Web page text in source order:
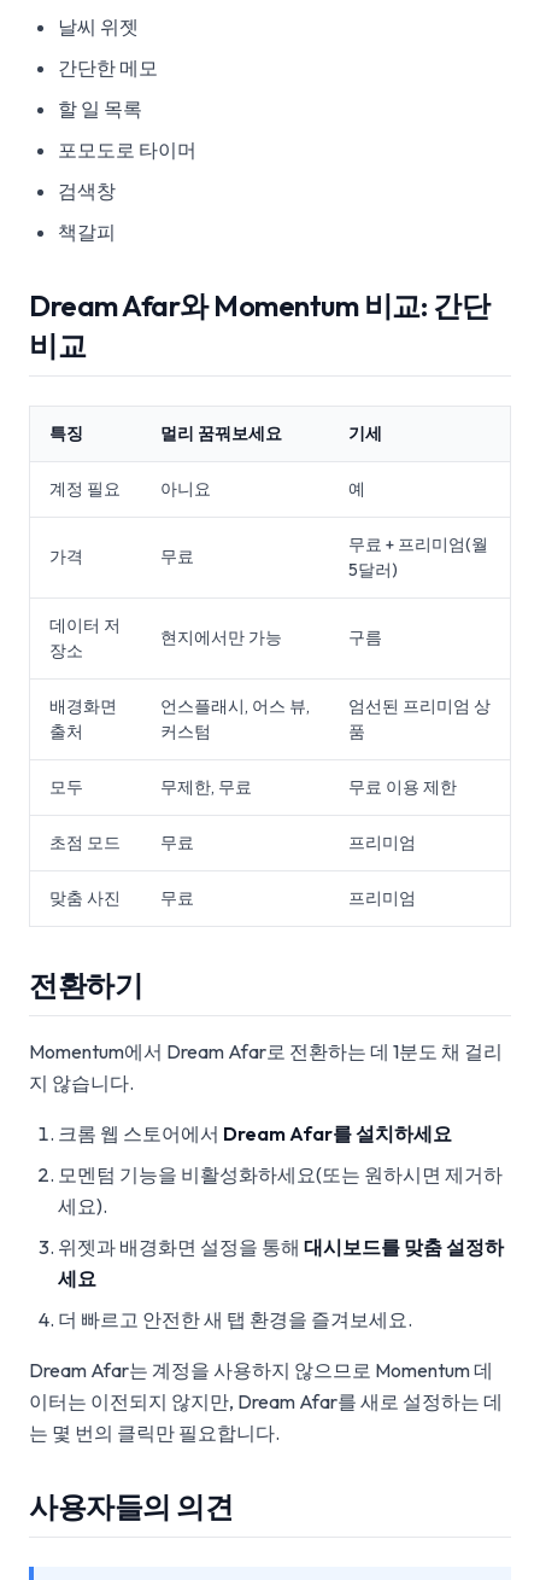
날씨 위젯
간단한 메모
할 일 목록
포모도로 타이머
검색창
책갈피
Dream Afar와 Momentum 비교: 간단
비교
특징 멀리 꿈꿔보세요 기세
계정 필요 아니요 예
가격 무료
무료 + 프리미엄(월
5달러)
데이터 저
장소
현지에서만 가능 구름
배경화면
출처
언스플래시, 어스 뷰,
커스텀
엄선된 프리미엄 상
품
모두 무제한, 무료 무료 이용 제한
초점 모드 무료 프리미엄
맞춤 사진 무료 프리미엄
전환하기
Momentum에서 Dream Afar로 전환하는 데 1분도 채 걸리
지 않습니다.
크롬 웹 스토어에서 Dream Afar를 설치하세요
모멘텀 기능을 비활성화하세요(또는 원하시면 제거하
세요).
위젯과 배경화면 설정을 통해 대시보드를 맞춤 설정하
세요
더 빠르고 안전한 새 탭 환경을 즐겨보세요.
Dream Afar는 계정을 사용하지 않으므로 Momentum 데
이터는 이전되지 않지만, Dream Afar를 새로 설정하는 데
는 몇 번의 클릭만 필요합니다.
사용자들의 의견